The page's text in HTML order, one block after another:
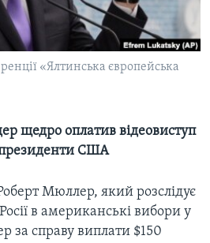
«Ялтинська європейська
щедро оплатив відеовиступ
США
Мюллер, який розслідує
в американські вибори у
за справу виплати $150